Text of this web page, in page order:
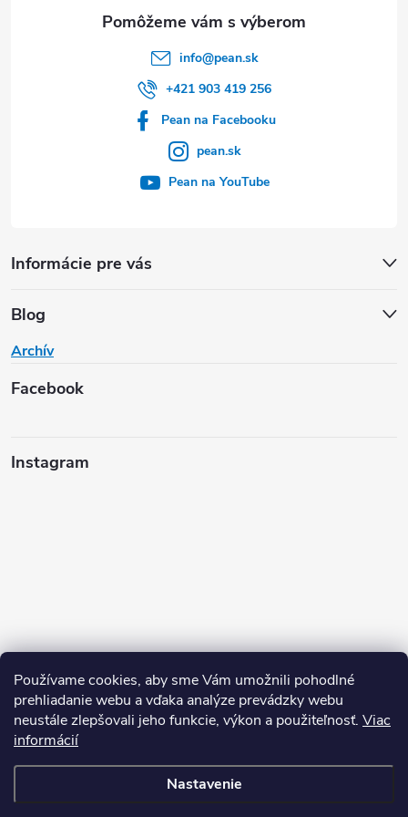
Používame cookies, aby sme Vám umožnili pohodlné
prehliadanie webu a vďaka analýze prevádzky webu
neustále zlepšovali jeho funkcie, výkon a použiteľnosť. Viac
informácií
Nastavenie
Informácie pre vás
Blog
Archív
Facebook
info@pean.sk
+421 903 419 256
Pean na Facebooku
pean.sk
Pean na YouTube
Instagram
Sledovať na Instagrame
. Všetky práva vyhradené.